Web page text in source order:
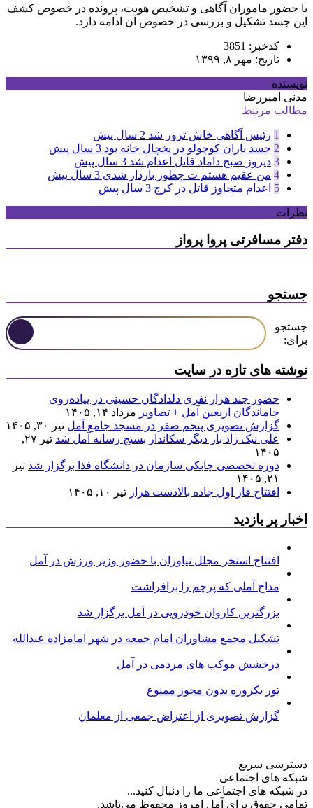
با حضور ماموران آگاهی و تشخیص هویت، پرونده در خصوص کشف
این جسد تشکیل و بررسی در خصوص آن ادامه دارد.
کدخبر: 3851
تاریخ: مهر ۸, ۱۳۹۹
نویسنده
مدنی امیررضا
مطالب مرتبط
1 رئیس آگاهی خاش ترور شد 2 سال پیش
2 جسد باران کوچولو در یخچال خانه بود 3 سال پیش
3 دیروز صبح داماد قاتل اعدام شد 3 سال پیش
4 من عقیم هستم ت چطور باردار شدی 3 سال پیش
5
اعدام متجاوز قاتل در کرج 3 سال پیش
نظرات
دفتر مسافرتی پروا پرواز
جستجو
جستجو
برای:
نوشته های تازه در سایت
حضور چند هزار نفری دلدادگان حسینی در پیاده‌روی
جاماندگان اربعین آمل + تصاویر مرداد ۱۴, ۱۴۰۵
گزارش تصویری پنجم صفر در مسجد جامع آمل تیر ۳۰, ۱۴۰۵
علی نیک زاد بار دیگر سکاندار بسیج رسانه آمل شد
تیر ۲۷,
۱۴۰۵
دوره تخصصی چابکی سازمان در دانشگاه فذا برگزار شد تیر
۲۱, ۱۴۰۵
افتتاح فاز اول جاده بالادست هراز تیر ۱۰, ۱۴۰۵
اخبار پر بازدید
افتتاح استخر مجلل نیاوران با حضور وزیر ورزش در آمل
مداح آملی که پرچم را برافراشت
بزرگترین کاروان خودرویی در آمل برگزار شد
تشکیل مجمع مشاوران امام جمعه در شهر امامزاده عبدالله
درخشش موکب های مردمی در آمل
تور یکروزه بدون مجوز ممنوع
گزارش تصویری از اعتراض جمعی از معلمان
دسترسی سریع
شبکه های اجتماعی
در شبکه های اجتماعی ما را دنبال کنید...
تمامی حقوق برای آمل امروز محفوظ می‌باشد.